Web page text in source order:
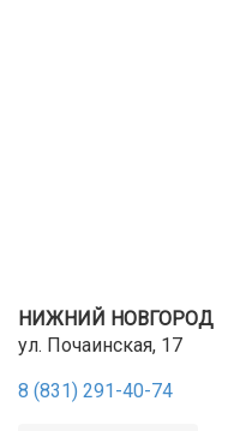
НИЖНИЙ НОВГОРОД
ул. Почаинская, 17
8 (831) 291-40-74